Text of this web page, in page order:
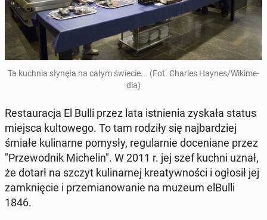
Ta kuchnia słynęła na całym świecie... (Fot. Charles Haynes/Wi­ki­me­
dia)
Re­stau­ra­cja El Bulli przez lata ist­nie­nia zyskała status
miejsca kul­to­we­go. To tam rodziły się naj­bar­dziej
śmiałe ku­li­nar­ne pomysły, re­gu­lar­nie do­ce­nia­ne przez
"Prze­wod­nik Mi­che­lin". W 2011 r. jej szef kuchni uznał,
że dotarł na szczyt ku­li­nar­nej kre­atyw­no­ści i ogłosił jej
za­mknię­cie i prze­mia­no­wa­nie na muzeum elBulli
1846.